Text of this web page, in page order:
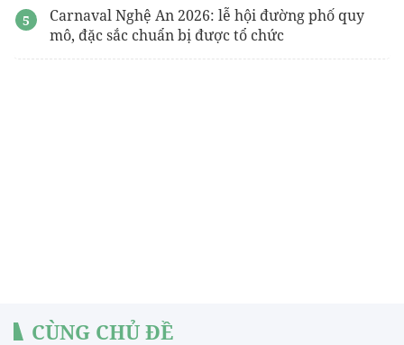
Carnaval Nghệ An 2026: lễ hội đường phố quy
mô, đặc sắc chuẩn bị được tổ chức
CÙNG CHỦ ĐỀ